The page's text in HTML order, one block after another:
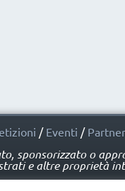
/ Eventi /
sponsorizzato o
e altre proprietà